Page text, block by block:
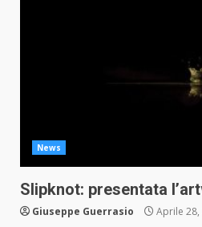
News
Slipknot: presentata
Giuseppe Guerrasio Aprile 28,